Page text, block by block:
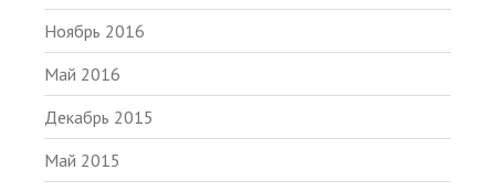
Ноябрь 2016
Май 2016
Декабрь 2015
Май 2015